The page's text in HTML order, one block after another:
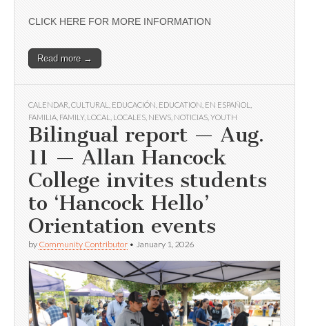
CLICK HERE FOR MORE INFORMATION
Read more →
CALENDAR CULTURAL EDUCACIÓN EDUCATION EN ESPAÑOL
FAMILIA FAMILY, LOCAL LOCALES NEWS NOTICIAS YOUTH
Bilingual report — Aug.
11 — Allan Hancock
College invites students
to ‘Hancock Hello’
Orientation events
by Community Contributor • January 1, 2026